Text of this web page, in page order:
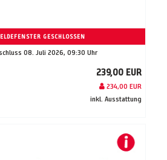
GESCHLOSSEN
08. Juli 2026, 09:30 Uhr
239,00 EUR
234,00 EUR
inkl. Ausstattung